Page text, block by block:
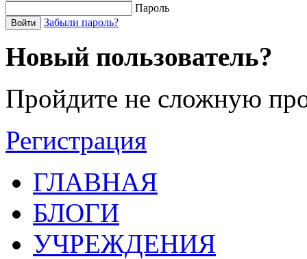
Пароль
Войти Забыли пароль?
Новый пользователь?
Пройдите не сложную
Регистрация
ГЛАВНАЯ
БЛОГИ
УЧРЕЖДЕНИЯ